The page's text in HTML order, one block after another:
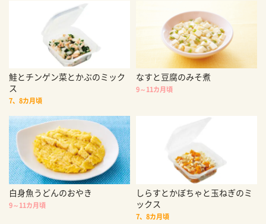
鮭とチンゲン菜とかぶのミック
ス
7、8カ月頃
なすと豆腐のみそ煮
9～11カ月頃
白身魚うどんのおやき
9～11カ月頃
しらすとかぼちゃと玉ねぎのミ
ックス
7、8カ月頃